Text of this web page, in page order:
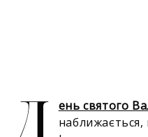
ень святого
наближається,